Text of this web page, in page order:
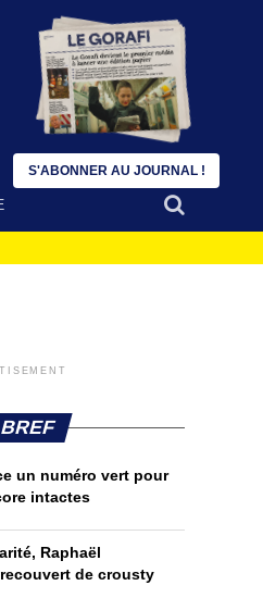
un numéro vert pour
intactes
Raphaël
de crousty
S'ABONNER AU JOURNAL !